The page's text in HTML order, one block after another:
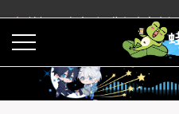
蛙趣FM有声剧预告与内容介绍